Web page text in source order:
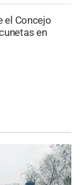
el Concejo
en